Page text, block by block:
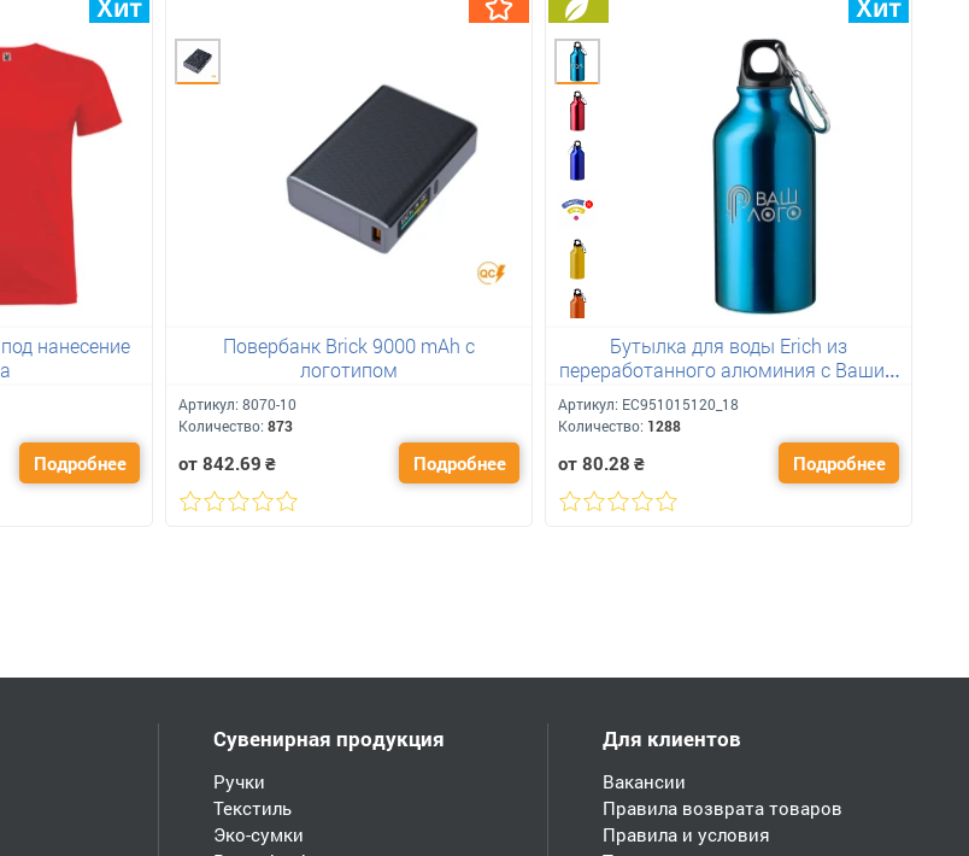
нанесение
Подробнее
Повербанк Brick 9000 mAh с
логотипом
Артикул: 8070-10
Количество: 873
от 842.69 ₴ Подробнее
Бутылка для воды Erich из
переработанного алюминия с Вашим
лого 400 мл
Артикул: ЕС951015120_18
Количество: 1288
от 80.28 ₴ Подробнее
Сувенирная продукция
Ручки
Текстиль
Эко-сумки
Для клиентов
Вакансии
Правила возврата товаров
Правила и условия